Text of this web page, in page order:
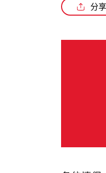
分享